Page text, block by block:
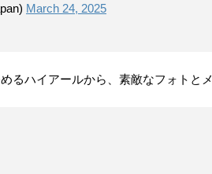
March 24, 2025
るハイアールから、素敵なフォトとメ